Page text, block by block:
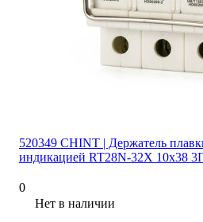
520349 CHINT | Держатель
индикацией RT28N-32X 10х38
0
Нет в наличии